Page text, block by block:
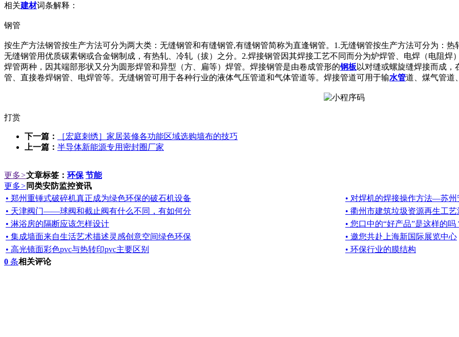
相关建材词条解释：
钢管
按生产方法钢管按生产方法可分为两大类：无缝钢管和有缝钢管,有缝钢管简称为直逢钢管。1.无缝钢管按生产方法可分为：
无缝钢管用优质碳素钢或合金钢制成，有热轧、冷轧（拔）之分。2.焊接钢管因其焊接工艺不同而分为炉焊管、电焊（电阻
焊管两种，因其端部形状又分为圆形焊管和异型（方、扁等）焊管。焊接钢管是由卷成管形的钢板 以对缝或螺旋缝焊接而成
管、直接卷焊钢管、电焊管等。无缝钢管可用于各种行业的液体气压管道和气体管道等。焊接管道可用于输水管道、煤气管道、
打赏
下一篇：
［宏庭刺绣］家居装修各功能区域选购墙布的技巧
上一篇： 半导体新能源专用密封圈厂家
更多>文章标签： 环保 节能
更多> 同类安防监控资讯
• 郑州重锤式破碎机真正成为绿色环保的破石机设备
• 对焊机的焊接操作方法—苏州
• 天津阀门——球阀和截止阀有什么不同，有如何分
• 衢州市建筑垃圾资源再生工
• 淋浴房的隔断应该怎样设计
• 您口中的“好产品”是这样的吗
• 集成墙面来自生活艺术描述灵感创意空间绿色环保
• 邀您共赴上海新国际展览中心
• 高光镜面彩色pvc与热转印pvc主要区别
• 环保行业的膜结构
0 条相关评论